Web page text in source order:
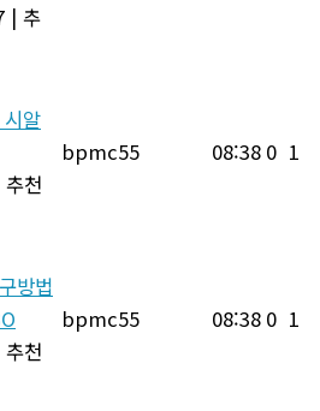
| 추
알
추천
bpmc55 08:38 0 1
방법
추천
bpmc55 08:38 0 1